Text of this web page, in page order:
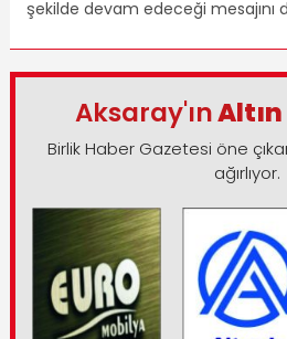
şekilde devam edeceği mesajını
Aksaray'ın
Birlik Haber Gazetesi öne
ağırlıyor.